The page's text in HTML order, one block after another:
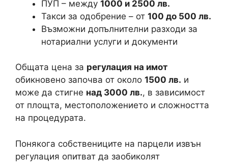
ПУП – между 1000 и 2500 лв.
Такси за одобрение – от 100 до 500 лв.
Възможни допълнителни разходи за
нотариални услуги и документи
Общата цена за регулация на имот
обикновено започва от около 1500 лв. и
може да стигне над 3000 лв., в зависимост
от площта, местоположението и сложността
на процедурата.
Понякога собствениците на парцели извън
регулация опитват да заобиколят